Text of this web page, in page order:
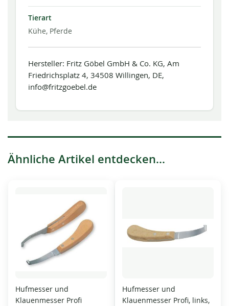
Tierart
Kühe, Pferde
Hersteller: Fritz Göbel GmbH & Co. KG, Am
Friedrichsplatz 4, 34508 Willingen, DE,
info@fritzgoebel.de
Ähnliche Artikel entdecken...
Hufmesser und
Klauenmesser Profi
Hufmesser und
Klauenmesser Profi, links,